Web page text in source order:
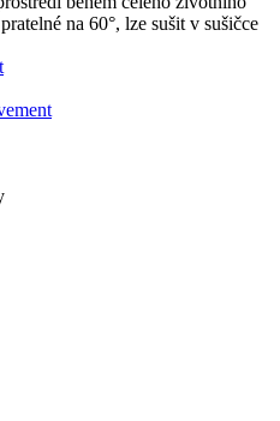
na 60°, lze sušit v sušičce